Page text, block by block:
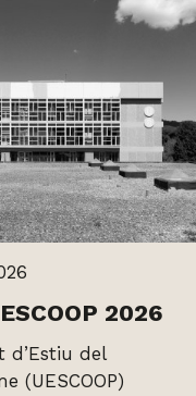
2026
d’Estiu del
(UESCOOP)